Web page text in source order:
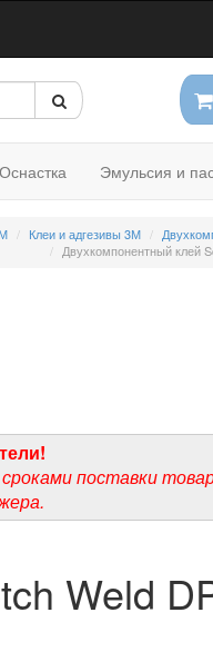
Оснастка Эмульсия и
Клеи и адгезивы 3М
Двухкомпонентный клей
поставки
Weld